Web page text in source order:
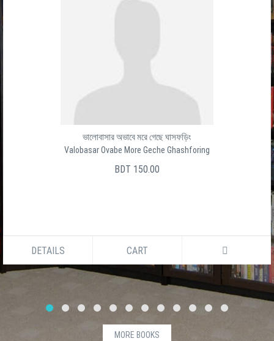
ভালোবাসার অভাবে মরে গেছে ঘাসফড়িং
Valobasar Ovabe More Geche Ghashforing
BDT 150.00
DETAILS CART
MORE BOOKS